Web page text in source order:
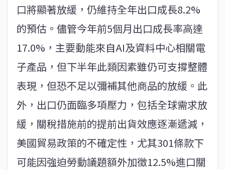
口將顯著放緩，仍維持全年出口成長8.2%
的預估。儘管今年前5個月出口成長率高達
17.0%，主要動能來自AI及資料中心相關電
子產品，但下半年此類因素雖仍可支撐整體
表現，但恐不足以彌補其他商品的放緩。此
外，出口仍面臨多項壓力，包括全球需求放
緩，關稅措施前的提前出貨效應逐漸遞減，
美國貿易政策的不確定性，尤其301條款下
可能因強迫勞動議題額外加徵12.5%進口關